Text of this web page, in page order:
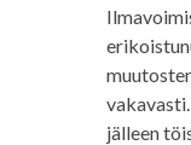
jälleen